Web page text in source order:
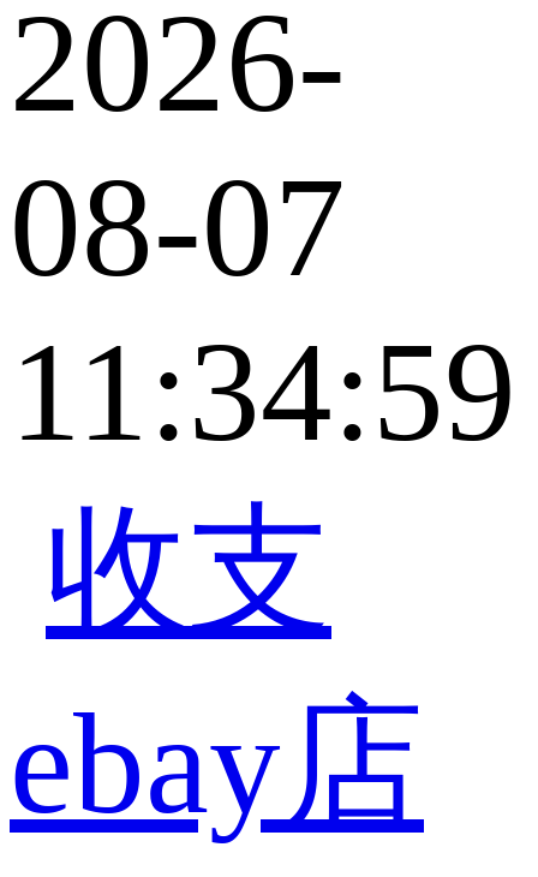
2026-
08-07
11:34:59
收支
ebay店